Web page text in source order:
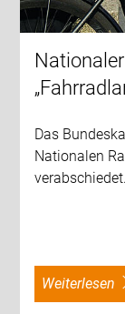
Das
Nationalen
weiterlesen